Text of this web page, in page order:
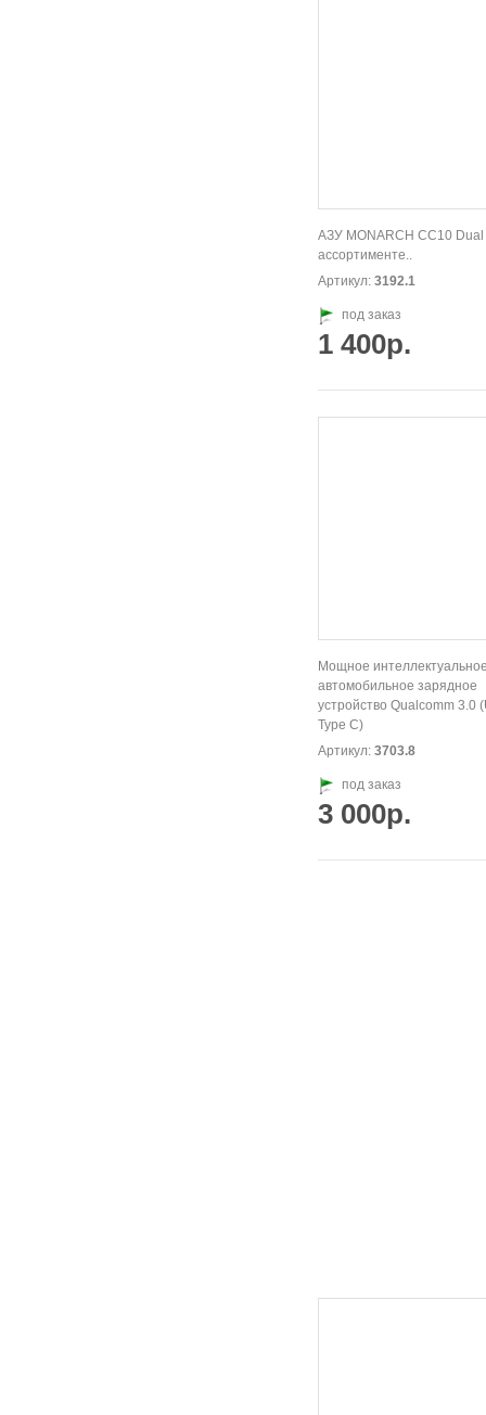
АЗУ MONARCH CC10 Dual
ассортименте..
Артикул: 3192.1
под заказ
1 400р.
Мощное
автомобильное зарядное
устройство Qualcomm 3.0
Type C)
Артикул: 3703.8
под заказ
3 000р.